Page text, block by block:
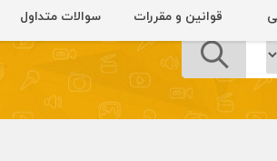
قوانین و مقررات سوالات متداول